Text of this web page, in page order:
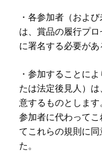
・各参加者（およ
は、賞品の履行プ
に署名する必要
・参加することに
たは法定後見人）
意するものとしま
参加者に代わって
てこれらの規則に
た。